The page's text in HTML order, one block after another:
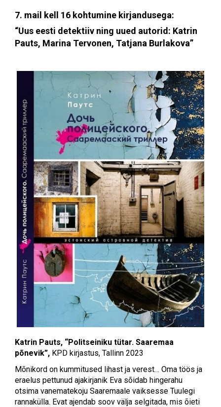
7. mail kell 16 kohtumine kirjandusega:
“Uus eesti detektiiv ning uued autorid: Katrin
Pauts, Marina Tervonen, Tatjana Burlakova”
Katrin Pauts, “Politseiniku tütar. Saaremaa
põnevik”, KPD kirjastus, Tallinn 2023
Mõnikord on kummitused lihast ja verest… Oma töös ja
eraelus pettunud ajakirjanik Eva sõidab hingerahu
otsima vanematekoju Saaremaale vaiksesse Tuulegi
rannakülla. Evat ajendab soov välja selgitada, mis õieti